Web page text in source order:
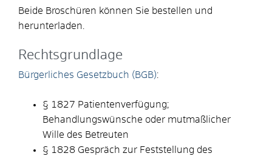
Beide Broschüren können Sie bestellen und
herunterladen.
Rechtsgrundlage
Bürgerliches Gesetzbuch (BGB):
§ 1827 Patientenverfügung;
Behandlungswünsche oder mutmaßlicher
Wille des Betreuten
§ 1828 Gespräch zur Feststellung des